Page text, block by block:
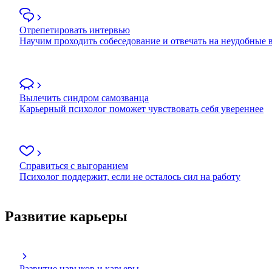
Отрепетировать интервью
Научим проходить собеседование и отвечать на неудобные
Вылечить синдром самозванца
Карьерный психолог поможет чувствовать себя увереннее
Справиться с выгоранием
Психолог поддержит, если не осталось сил на работу
Развитие карьеры